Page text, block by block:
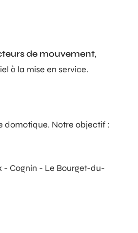
de mouvement,
à la mise en service.
domotique. Notre objectif :
- Cognin - Le Bourget-du-